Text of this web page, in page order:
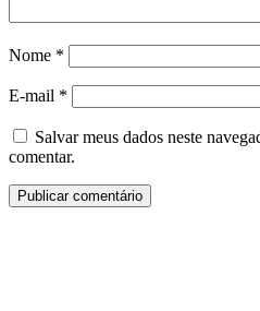
Nome *
E-mail *
Salvar meus dados neste
comentar.